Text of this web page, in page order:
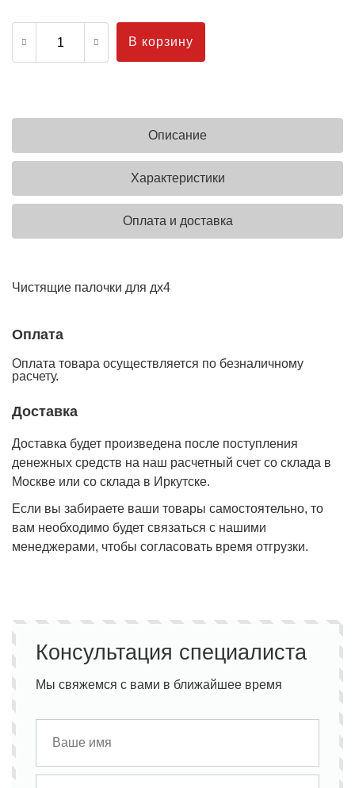
В корзину
Описание
Характеристики
Оплата и доставка
Чистящие палочки для дх4
Оплата
Оплата товара осуществляется по безналичному
расчету.
Доставка
Доставка будет произведена после поступления
денежных средств на наш расчетный счет со склада в
Москве или со склада в Иркутске.
Если вы забираете ваши товары самостоятельно, то
вам необходимо будет связаться с нашими
менеджерами, чтобы согласовать время отгрузки.
Консультация специалиста
Мы свяжемся с вами в ближайшее время